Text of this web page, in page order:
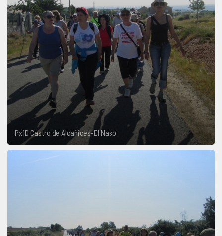
Px1D Castro de Alcañices-El Naso